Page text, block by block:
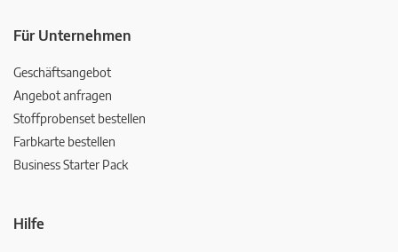
Für Unternehmen
Geschäftsangebot
Angebot anfragen
Stoffprobenset bestellen
Farbkarte bestellen
Business Starter Pack
Hilfe